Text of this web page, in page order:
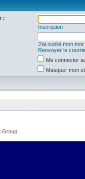
:
Inscription
J’ai oublié mon
Renvoyer le
Me connecter
Masquer mon
Group